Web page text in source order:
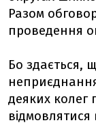
Разом
проведення
Бо здається,
деяких колег